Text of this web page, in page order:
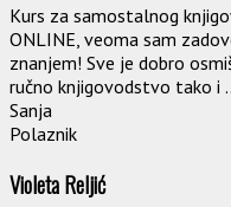
Kurs za samostalnog
ONLINE, veoma sam
znanjem! Sve je dobro
ručno knjigovodstvo tako i
Sanja
Polaznik
Violeta Reljić